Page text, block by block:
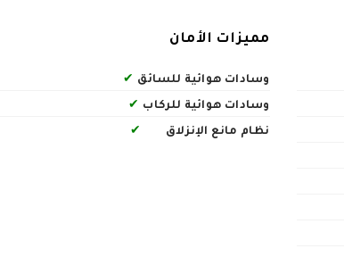
مميزات الأمان
وسادات هوائية للسائق ✔
وسادات هوائية للركاب ✔
نظام مانع الإنزلاق
✔